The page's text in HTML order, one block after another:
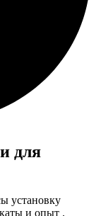
для
установку
и опыт .